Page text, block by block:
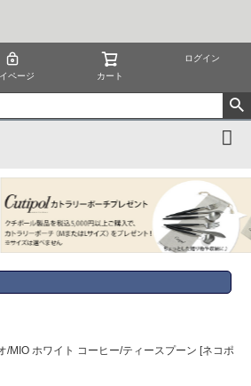
ページ カート
ログイン
/MIO ホワイト コーヒー/ティースプーン [ネコポ